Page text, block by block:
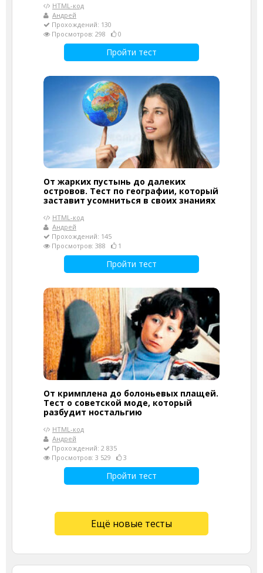
HTML-код
Андрей
Прохождений: 130
Просмотров: 298
0
Пройти тест
От жарких пустынь до далеких
островов. Тест по географии, который
заставит усомниться в своих знаниях
HTML-код
Андрей
Прохождений: 145
Просмотров: 388
1
Пройти тест
От кримплена до болоньевых плащей.
Тест о советской моде, который
разбудит ностальгию
HTML-код
Андрей
Прохождений: 2 835
Просмотров: 3 529
3
Пройти тест
Ещё новые тесты